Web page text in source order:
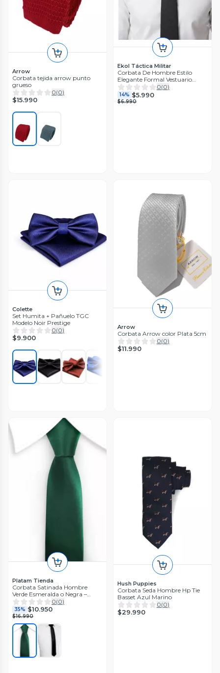
Arrow
Corbata tejida arrow punto
grueso
0(0)
$15.990
Ekol Táctica Militar
Corbata De Hombre Estilo
Elegante Formal Vestuario
Seguridad
0(0)
14% $5.990
$6.990
Colette
Set Humita + Pañuelo TGC
Modelo Noir Prestige
0(0)
$9.900
Arrow
Corbata Arrow color Plata 5cm
0(0)
$11.990
Platam Tienda
Corbata Satinada Hombre
Verde Esmeralda o Negra –
Elegante y Formal
0(0)
35% $10.950
$16.990
Hush Puppies
Corbata Seda Hombre Hp Tie
Basset Azul Marino
0(0)
$29.990